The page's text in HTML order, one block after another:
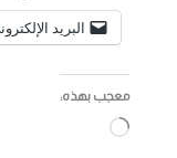
البريد
معجب بهذه:
جاري